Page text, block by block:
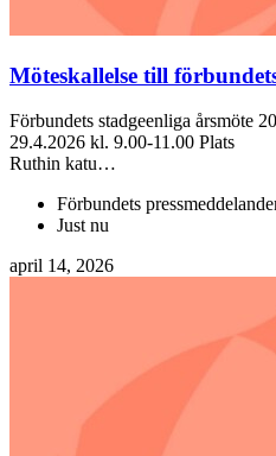
Möteskallelse till
Förbundets stadgeenliga
29.4.2026 kl. 9.00-11.00
Ruthin katu…
Förbundets
Just nu
april 14, 2026